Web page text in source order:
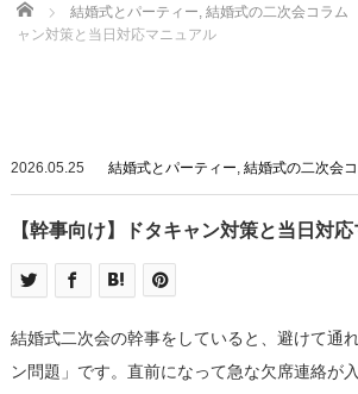
Home 結婚式とパーティー, 結婚式の二次会コラム
ャン対策と当日対応マニュアル
2026.05.25 結婚式とパーティー, 結婚式の二次会
【幹事向け】ドタキャン対策と当日対
結婚式二次会の幹事をしていると、避けて通
ン問題」です。直前になって急な欠席連絡が